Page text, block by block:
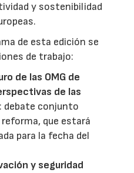
y sostenibilidad
de esta edición se
de trabajo:
de las OMG de
de las
: debate conjunto
que estará
para la fecha del
y seguridad